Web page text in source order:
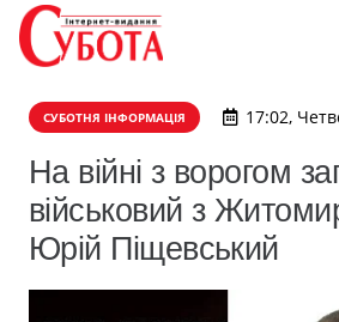
СУБОТНЯ ІНФОРМАЦІЯ 17:02,
На війні з ворогом
військовий з
Юрій Піщевський